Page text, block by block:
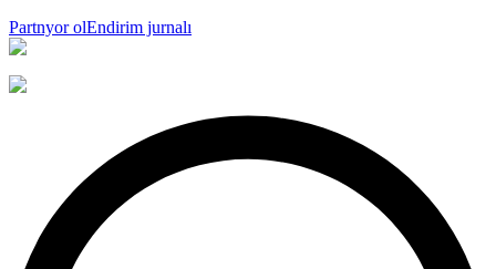
Partnyor olEndirim jurnalı